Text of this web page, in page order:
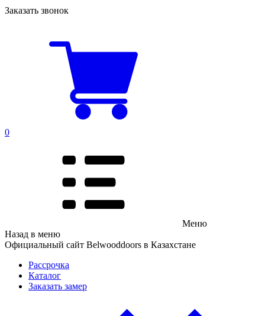
Заказать звонок
0
Меню
Назад в меню
Официальный сайт Belwooddoors в Казахстане
Рассрочка
Каталог
Заказать замер